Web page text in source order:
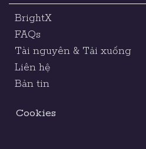
BrightX
FAQs
Tài nguyên & Tải xuống
Liên hệ
Bản tin
Cookies